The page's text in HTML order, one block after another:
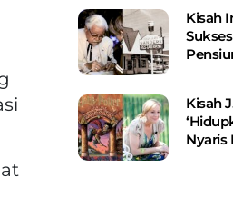
Kisah
Kisah
Nyaris